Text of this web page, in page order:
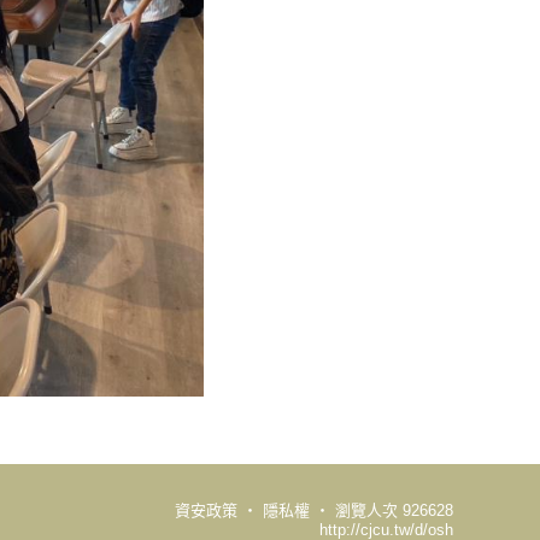
資安政策 ‧ 隱私權 ‧ 瀏覽人次 926628
http://cjcu.tw/d/osh